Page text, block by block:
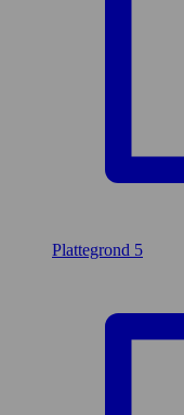
Plattegrond 5